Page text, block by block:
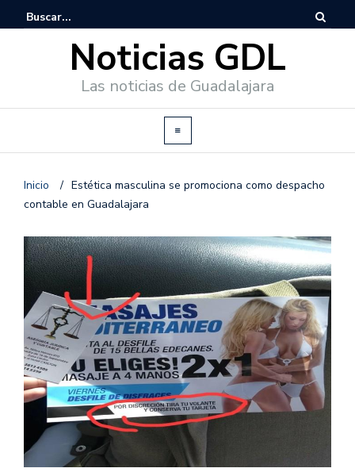
Noticias GDL
Las noticias de Guadalajara
Inicio / Estética masculina se promociona como despacho
contable en Guadalajara